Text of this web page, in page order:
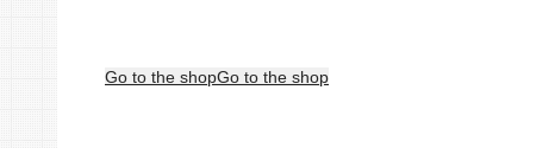
Go to the shopGo to the shop